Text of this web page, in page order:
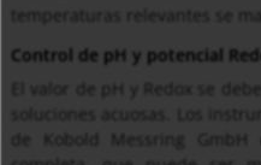
temperaturas relevantes se
Control de pH y potencial
El valor de pH y Redox se
soluciones acuosas. Los
de Kobold Messring